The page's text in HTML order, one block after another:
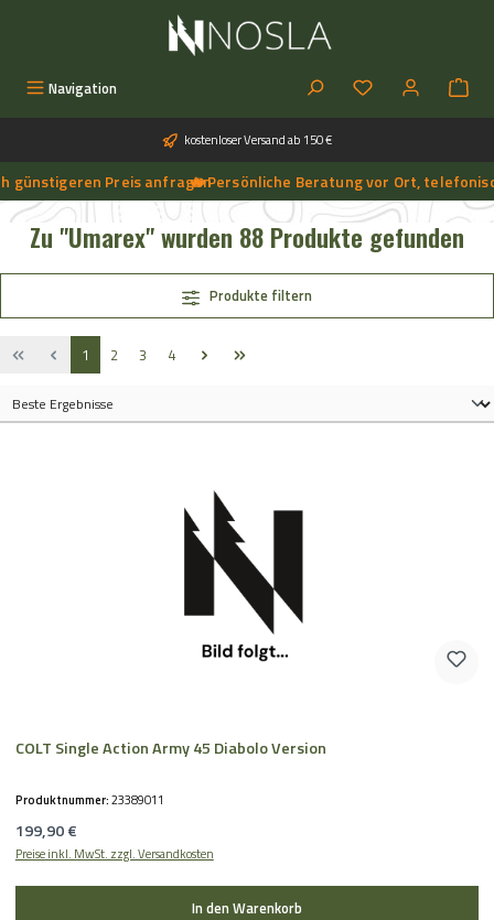
Navigation Du hast 0
kostenloser Versand ab 150 €
Preis anfragen
➔
🔥 Persönliche Beratung vor Ort, telefonisch
🔥 Aktuelle NOSLA-Angebote sichern | 🔥 einfach günstigeren Preis anfragen |
Zu "Umarex" wurden 88 Produkte gefunden
Produkte filtern
Seite
1 Seite
2 Seite
3 Seite
4
COLT Single Action Army 45 Diabolo Version
Produktnummer:23389011
Regulärer Preis:
199,90 €
Preise inkl. MwSt. zzgl. Versandkosten
In den Warenkorb